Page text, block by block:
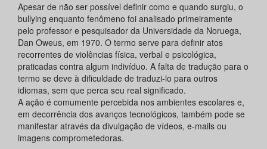
Apesar de não ser possível definir como e quando surgiu, o
bullying enquanto fenômeno foi analisado primeiramente
pelo professor e pesquisador da Universidade da Noruega,
Dan Oweus, em 1970. O termo serve para definir atos
recorrentes de violências física, verbal e psicológica,
praticadas contra algum indivíduo. A falta de tradução para o
termo se deve à dificuldade de traduzi-lo para outros
idiomas, sem que perca seu real significado.
A ação é comumente percebida nos ambientes escolares e,
em decorrência dos avanços tecnológicos, também pode se
manifestar através da divulgação de vídeos, e-mails ou
imagens comprometedoras.